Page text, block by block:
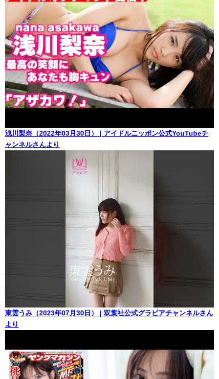
浅川梨奈（2022年03月30日） | アイドルニッポン公式YouTubeチ
ャンネルさんより
東雲うみ（2023年07月30日） | 双葉社公式グラビアチャンネルさん
より